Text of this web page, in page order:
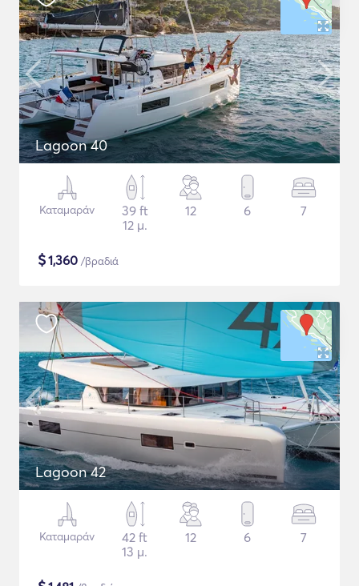
Lagoon 40
Καταμαράν
39 ft
12 μ.
12 6 7
$1,360 /βραδιά
Lagoon 42
Καταμαράν
42 ft
13 μ.
12 6 7